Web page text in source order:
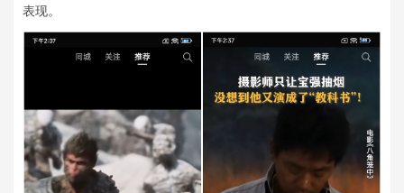
表现。